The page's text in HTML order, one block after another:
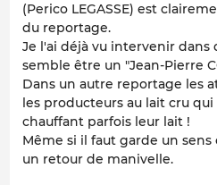
(Perico LEGASSE) est
du reportage.
Je l'ai déjà vu intervenir dans
semble être un "Jean-Pierre
Dans un autre reportage les
les producteurs au lait cru
chauffant parfois leur lait !
Même si il faut garde un
un retour de manivelle.